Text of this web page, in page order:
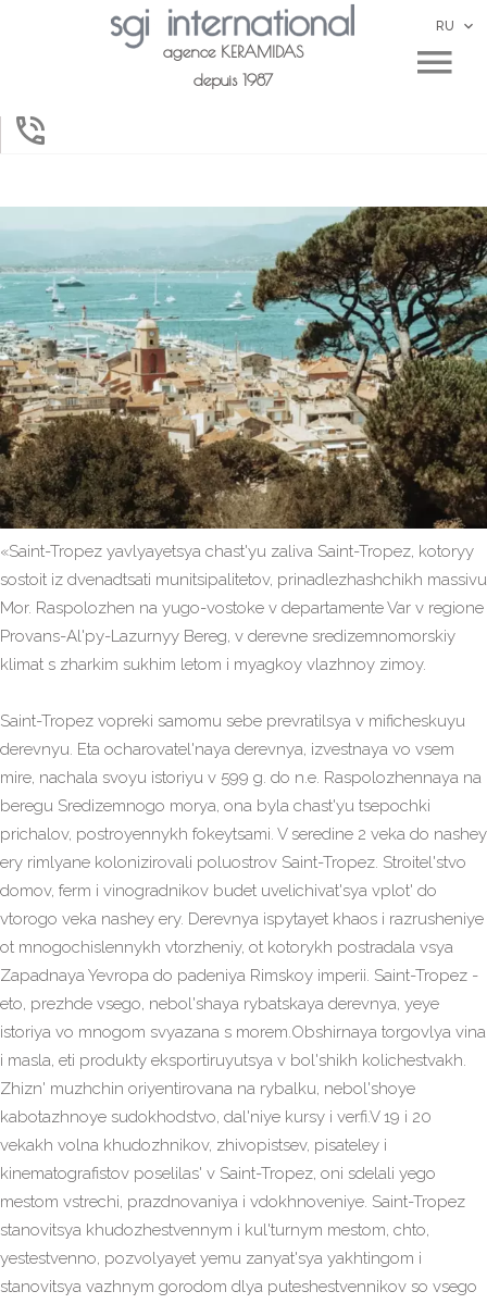
agence KERAMIDAS
depuis 1987
RU
«Saint-Tropez yavlyayetsya chast'yu zaliva Saint-Tropez, kotoryy
sostoit iz dvenadtsati munitsipalitetov, prinadlezhashchikh massivu
Mor. Raspolozhen na yugo-vostoke v departamente Var v regione
Provans-Al'py-Lazurnyy Bereg, v derevne sredizemnomorskiy
klimat s zharkim sukhim letom i myagkoy vlazhnoy zimoy.
Saint-Tropez vopreki samomu sebe prevratilsya v mificheskuyu
derevnyu. Eta ocharovatel'naya derevnya, izvestnaya vo vsem
mire, nachala svoyu istoriyu v 599 g. do n.e. Raspolozhennaya na
beregu Sredizemnogo morya, ona byla chast'yu tsepochki
prichalov, postroyennykh fokeytsami. V seredine 2 veka do nashey
ery rimlyane kolonizirovali poluostrov Saint-Tropez. Stroitel'stvo
domov, ferm i vinogradnikov budet uvelichivat'sya vplot' do
vtorogo veka nashey ery. Derevnya ispytayet khaos i razrusheniye
ot mnogochislennykh vtorzheniy, ot kotorykh postradala vsya
Zapadnaya Yevropa do padeniya Rimskoy imperii. Saint-Tropez -
eto, prezhde vsego, nebol'shaya rybatskaya derevnya, yeye
istoriya vo mnogom svyazana s morem.Obshirnaya torgovlya vina
i masla, eti produkty eksportiruyutsya v bol'shikh kolichestvakh.
Zhizn' muzhchin oriyentirovana na rybalku, nebol'shoye
kabotazhnoye sudokhodstvo, dal'niye kursy i verfi.V 19 i 20
vekakh volna khudozhnikov, zhivopistsev, pisateley i
kinematografistov poselilas' v Saint-Tropez, oni sdelali yego
mestom vstrechi, prazdnovaniya i vdokhnoveniye. Saint-Tropez
stanovitsya khudozhestvennym i kul'turnym mestom, chto,
yestestvenno, pozvolyayet yemu zanyat'sya yakhtingom i
stanovitsya vazhnym gorodom dlya puteshestvennikov so vsego